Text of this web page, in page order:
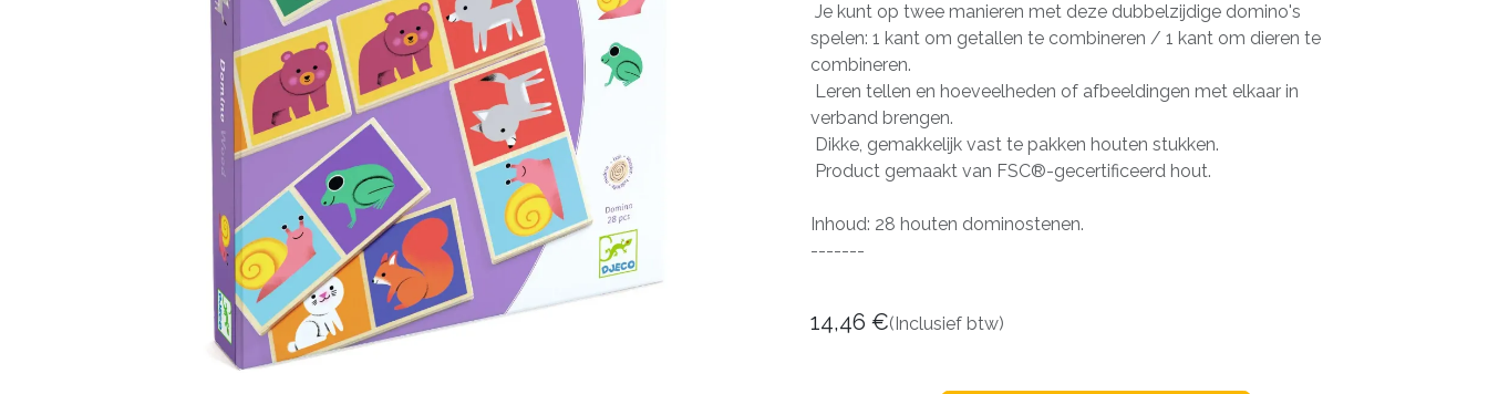
Je kunt op twee manieren met deze dubbelzijdige domino's
spelen: 1 kant om getallen te combineren / 1 kant om dieren te
combineren.
Leren tellen en hoeveelheden of afbeeldingen met elkaar in
verband brengen.
Dikke, gemakkelijk vast te pakken houten stukken.
Product gemaakt van FSC®-gecertificeerd hout.
Inhoud: 28 houten dominostenen.
-------
14,46 €(Inclusief btw)